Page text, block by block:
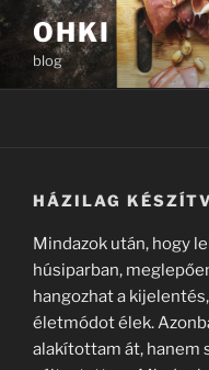
Tartalomhoz
OHKI
blog
HÁZILAG
Mindazok után, hogy
húsiparban,
hangozhat a
életmódot élek.
alakítottam át, hanem